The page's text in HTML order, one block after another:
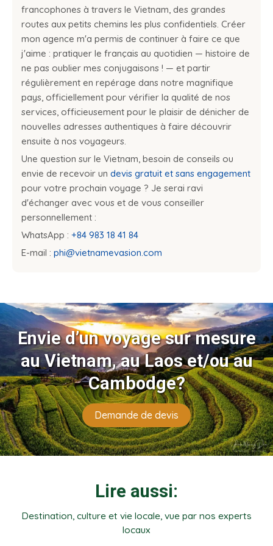
francophones à travers le Vietnam, des grandes
routes aux petits chemins les plus confidentiels. Créer
mon agence m'a permis de continuer à faire ce que
j'aime : pratiquer le français au quotidien — histoire de
ne pas oublier mes conjugaisons ! — et partir
régulièrement en repérage dans notre magnifique
pays, officiellement pour vérifier la qualité de nos
services, officieusement pour le plaisir de dénicher de
nouvelles adresses authentiques à faire découvrir
ensuite à nos voyageurs.
Une question sur le Vietnam, besoin de conseils ou
envie de recevoir un devis gratuit et sans engagement
pour votre prochain voyage ? Je serai ravi
d'échanger avec vous et de vous conseiller
personnellement :
WhatsApp : +84 983 18 41 84
E-mail : phi@vietnamevasion.com
Envie d’un voyage sur mesure
au Vietnam, au Laos et/ou au
Cambodge?
Demande de devis
Lire aussi:
Destination, culture et vie locale, vue par nos experts
locaux